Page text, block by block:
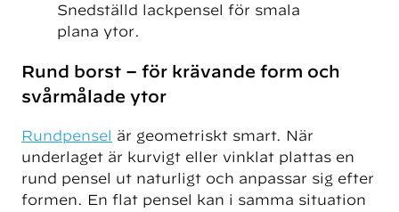
Snedställd lackpensel för smala
plana ytor.
Rund borst – för krävande form och
svårmålade ytor
Rundpensel
är geometriskt smart. När
underlaget är kurvigt eller vinklat plattas en
rund pensel ut naturligt och anpassar sig efter
formen. En flat pensel kan i samma situation